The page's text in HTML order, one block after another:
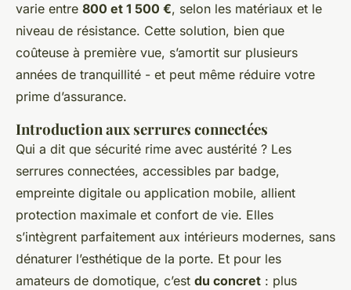
varie entre 800 et 1 500 €, selon les matériaux et le
niveau de résistance. Cette solution, bien que
coûteuse à première vue, s’amortit sur plusieurs
années de tranquillité - et peut même réduire votre
prime d’assurance.
Introduction aux serrures connectées
Qui a dit que sécurité rime avec austérité ? Les
serrures connectées, accessibles par badge,
empreinte digitale ou application mobile, allient
protection maximale et confort de vie. Elles
s’intègrent parfaitement aux intérieurs modernes, sans
dénaturer l’esthétique de la porte. Et pour les
amateurs de domotique, c’est du concret : plus